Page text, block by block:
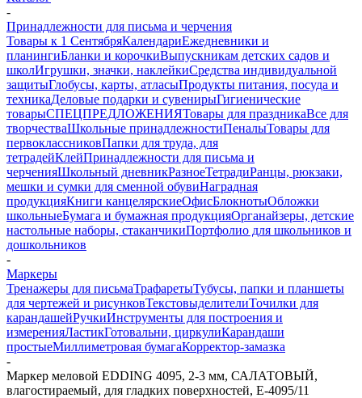
-
Принадлежности для письма и черчения
Товары к 1 СентябряКалендариЕжедневники и
планингиБланки и корочкиВыпускникам детских садов и
школИгрушки, значки, наклейкиСредства индивидуальной
защитыГлобусы, карты, атласыПродукты питания, посуда и
техникаДеловые подарки и сувенирыГигиенические
товарыСПЕЦПРЕДЛОЖЕНИЯТовары для праздникаВсе для
творчестваШкольные принадлежностиПеналыТовары для
первоклассниковПапки для труда, для
тетрадейКлейПринадлежности для письма и
черченияШкольный дневникРазноеТетрадиРанцы, рюкзаки,
мешки и сумки для сменной обувиНаградная
продукцияКниги канцелярскиеОфисБлокнотыОбложки
школьныеБумага и бумажная продукцияОрганайзеры, детские
настольные наборы, стаканчикиПортфолио для школьников и
дошкольников
-
Маркеры
Тренажеры для письмаТрафаретыТубусы, папки и планшеты
для чертежей и рисунковТекстовыделителиТочилки для
карандашейРучкиИнструменты для построения и
измеренияЛастикГотовальни, циркулиКарандаши
простыеМиллиметровая бумагаКорректор-замазка
-
Маркер меловой EDDING 4095, 2-3 мм, САЛАТОВЫЙ,
влагостираемый, для гладких поверхностей, E-4095/11